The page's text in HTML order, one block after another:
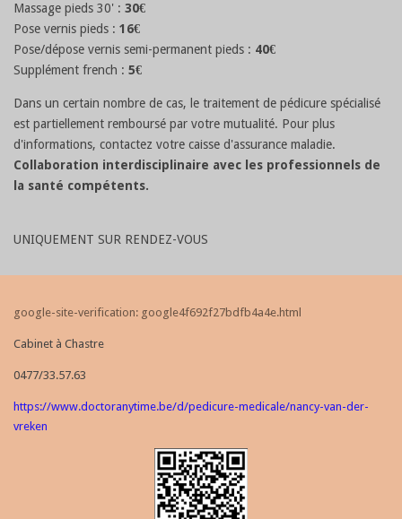
Massage pieds 30' : 30€
Pose vernis pieds : 16€
Pose/dépose vernis semi-permanent pieds : 40€
Supplément french : 5€
Dans un certain nombre de cas, le traitement de pédicure spécialisé
est partiellement remboursé par votre mutualité. Pour plus
d'informations, contactez votre caisse d'assurance maladie.
Collaboration interdisciplinaire avec les professionnels de
la santé compétents.
UNIQUEMENT SUR RENDEZ-VOUS
google-site-verification: google4f692f27bdfb4a4e.html
Cabinet à Chastre
0477/33.57.63
https://www.doctoranytime.be/d/pedicure-medicale/nancy-van-der-
vreken